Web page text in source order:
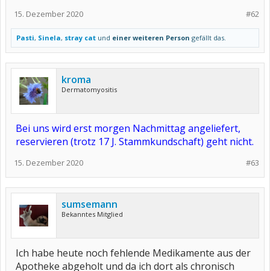
#62
15. Dezember 2020
Pasti, Sinela, stray cat und einer weiteren Person gefällt das.
kroma
Dermatomyositis
Bei uns wird erst morgen Nachmittag angeliefert,
reservieren (trotz 17 J. Stammkundschaft) geht nicht.
#63
15. Dezember 2020
sumsemann
Bekanntes Mitglied
Ich habe heute noch fehlende Medikamente aus der
Apotheke abgeholt und da ich dort als chronisch